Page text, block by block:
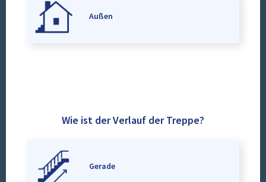
Außen
Wie ist der Verlauf der Treppe?
Gerade